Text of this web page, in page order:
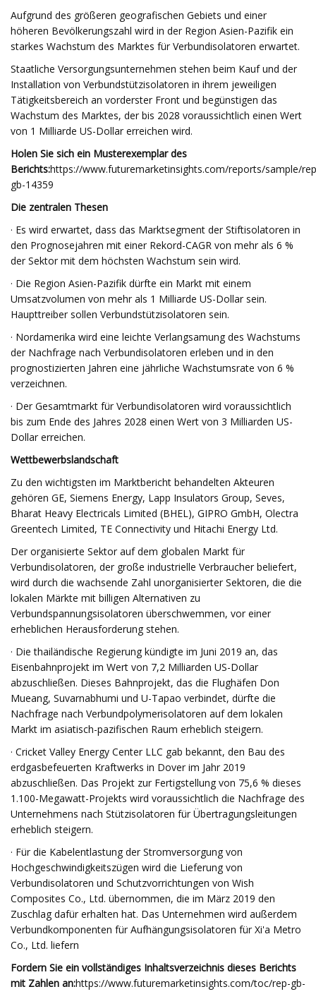
Aufgrund des größeren geografischen Gebiets und einer
höheren Bevölkerungszahl wird in der Region Asien-Pazifik ein
starkes Wachstum des Marktes für Verbundisolatoren erwartet.
Staatliche Versorgungsunternehmen stehen beim Kauf und der
Installation von Verbundstützisolatoren in ihrem jeweiligen
Tätigkeitsbereich an vorderster Front und begünstigen das
Wachstum des Marktes, der bis 2028 voraussichtlich einen Wert
von 1 Milliarde US-Dollar erreichen wird.
Holen Sie sich ein Musterexemplar des
Berichts:https://www.futuremarketinsights.com/reports/sample/
gb-14359
Die zentralen Thesen
· Es wird erwartet, dass das Marktsegment der Stiftisolatoren in
den Prognosejahren mit einer Rekord-CAGR von mehr als 6 %
der Sektor mit dem höchsten Wachstum sein wird.
· Die Region Asien-Pazifik dürfte ein Markt mit einem
Umsatzvolumen von mehr als 1 Milliarde US-Dollar sein.
Haupttreiber sollen Verbundstützisolatoren sein.
· Nordamerika wird eine leichte Verlangsamung des Wachstums
der Nachfrage nach Verbundisolatoren erleben und in den
prognostizierten Jahren eine jährliche Wachstumsrate von 6 %
verzeichnen.
· Der Gesamtmarkt für Verbundisolatoren wird voraussichtlich
bis zum Ende des Jahres 2028 einen Wert von 3 Milliarden US-
Dollar erreichen.
Wettbewerbslandschaft
Zu den wichtigsten im Marktbericht behandelten Akteuren
gehören GE, Siemens Energy, Lapp Insulators Group, Seves,
Bharat Heavy Electricals Limited (BHEL), GIPRO GmbH, Olectra
Greentech Limited, TE Connectivity und Hitachi Energy Ltd.
Der organisierte Sektor auf dem globalen Markt für
Verbundisolatoren, der große industrielle Verbraucher beliefert,
wird durch die wachsende Zahl unorganisierter Sektoren, die die
lokalen Märkte mit billigen Alternativen zu
Verbundspannungsisolatoren überschwemmen, vor einer
erheblichen Herausforderung stehen.
· Die thailändische Regierung kündigte im Juni 2019 an, das
Eisenbahnprojekt im Wert von 7,2 Milliarden US-Dollar
abzuschließen. Dieses Bahnprojekt, das die Flughäfen Don
Mueang, Suvarnabhumi und U-Tapao verbindet, dürfte die
Nachfrage nach Verbundpolymerisolatoren auf dem lokalen
Markt im asiatisch-pazifischen Raum erheblich steigern.
· Cricket Valley Energy Center LLC gab bekannt, den Bau des
erdgasbefeuerten Kraftwerks in Dover im Jahr 2019
abzuschließen. Das Projekt zur Fertigstellung von 75,6 % dieses
1.100-Megawatt-Projekts wird voraussichtlich die Nachfrage des
Unternehmens nach Stützisolatoren für Übertragungsleitungen
erheblich steigern.
· Für die Kabelentlastung der Stromversorgung von
Hochgeschwindigkeitszügen wird die Lieferung von
Verbundisolatoren und Schutzvorrichtungen von Wish
Composites Co., Ltd. übernommen, die im März 2019 den
Zuschlag dafür erhalten hat. Das Unternehmen wird außerdem
Verbundkomponenten für Aufhängungsisolatoren für Xi'a Metro
Co., Ltd. liefern
Fordern Sie ein vollständiges Inhaltsverzeichnis dieses Berichts
mit Zahlen an:https://www.futuremarketinsights.com/toc/rep-gb-